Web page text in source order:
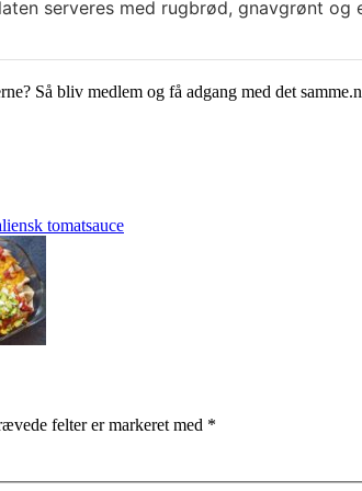
serveres med rugbrød, gnavgrønt
Så bliv medlem og få adgang med det samme.n
tomatsauce
felter er markeret med *